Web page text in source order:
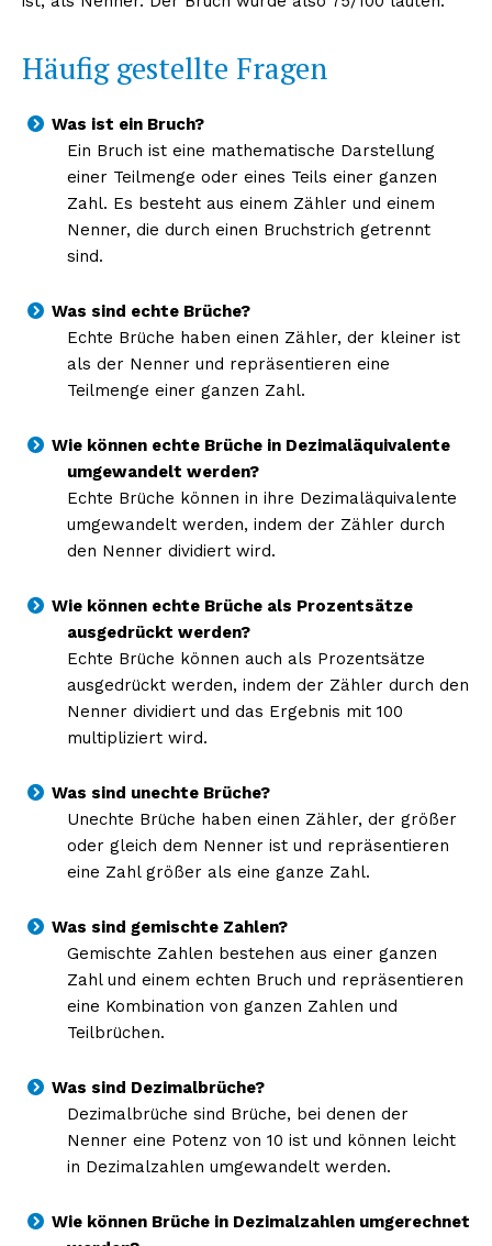
Häufig gestellte Fragen
Was ist ein Bruch?
Ein Bruch ist eine mathematische Darstellung
einer Teilmenge oder eines Teils einer ganzen
Zahl. Es besteht aus einem Zähler und einem
Nenner, die durch einen Bruchstrich getrennt
sind.
Was sind echte Brüche?
Echte Brüche haben einen Zähler, der kleiner ist
als der Nenner und repräsentieren eine
Teilmenge einer ganzen Zahl.
Wie können echte Brüche in Dezimaläquivalente
umgewandelt werden?
Echte Brüche können in ihre Dezimaläquivalente
umgewandelt werden, indem der Zähler durch
den Nenner dividiert wird.
Wie können echte Brüche als Prozentsätze
ausgedrückt werden?
Echte Brüche können auch als Prozentsätze
ausgedrückt werden, indem der Zähler durch den
Nenner dividiert und das Ergebnis mit 100
multipliziert wird.
Was sind unechte Brüche?
Unechte Brüche haben einen Zähler, der größer
oder gleich dem Nenner ist und repräsentieren
eine Zahl größer als eine ganze Zahl.
Was sind gemischte Zahlen?
Gemischte Zahlen bestehen aus einer ganzen
Zahl und einem echten Bruch und repräsentieren
eine Kombination von ganzen Zahlen und
Teilbrüchen.
Was sind Dezimalbrüche?
Dezimalbrüche sind Brüche, bei denen der
Nenner eine Potenz von 10 ist und können leicht
in Dezimalzahlen umgewandelt werden.
Wie können Brüche in Dezimalzahlen umgerechnet